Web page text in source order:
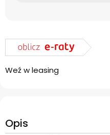
Weź w leasing
Opis